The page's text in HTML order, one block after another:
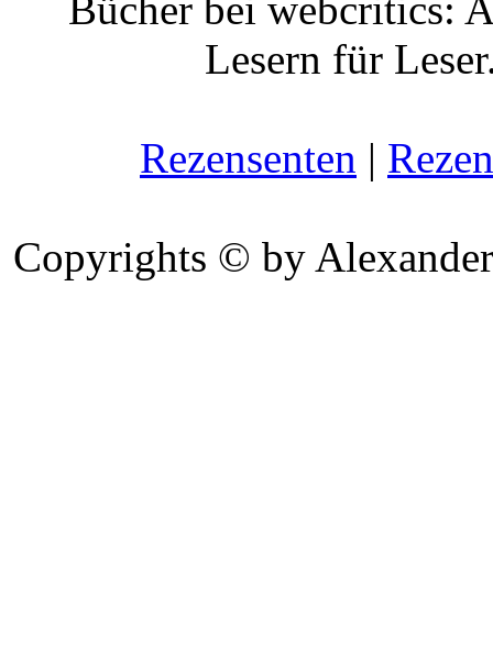
Lesern für
Rezensenten |
Copyrights © by